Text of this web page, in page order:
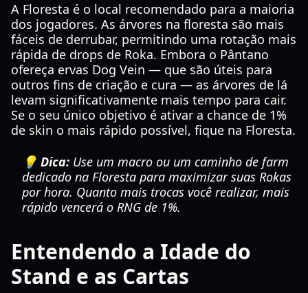
A Floresta é o local recomendado para a maioria
dos jogadores. As árvores na floresta são mais
fáceis de derrubar, permitindo uma rotação mais
rápida de drops de Roka. Embora o Pântano
ofereça ervas Dog Vein — que são úteis para
outros fins de criação e cura — as árvores de lá
levam significativamente mais tempo para cair.
Se o seu único objetivo é ativar a chance de 1%
de skin o mais rápido possível, fique na Floresta.
💡 Dica: Use um macro ou um caminho de farm
dedicado na Floresta para maximizar suas Rokas
por hora. Quanto mais trocas você realizar, mais
rápido vencerá o RNG de 1%.
Entendendo a Idade do
Stand e as Cartas